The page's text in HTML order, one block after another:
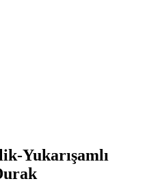
Yukarışamlı